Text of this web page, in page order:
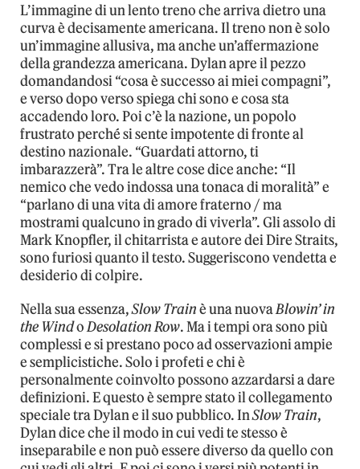
L’immagine di un lento treno che arriva dietro una
curva è decisamente americana. Il treno non è solo
un’immagine allusiva, ma anche un’affermazione
della grandezza americana. Dylan apre il pezzo
domandandosi “cosa è successo ai miei compagni”,
e verso dopo verso spiega chi sono e cosa sta
accadendo loro. Poi c’è la nazione, un popolo
frustrato perché si sente impotente di fronte al
destino nazionale. “Guardati attorno, ti
imbarazzerà”. Tra le altre cose dice anche: “Il
nemico che vedo indossa una tonaca di moralità” e
“parlano di una vita di amore fraterno / ma
mostrami qualcuno in grado di viverla”. Gli assolo di
Mark Knopfler, il chitarrista e autore dei Dire Straits,
sono furiosi quanto il testo. Suggeriscono vendetta e
desiderio di colpire.
Nella sua essenza,Slow Trainè una nuovaBlowin’ in
the WindoDesolation Row. Ma i tempi ora sono più
complessi e si prestano poco ad osservazioni ampie
e semplicistiche. Solo i profeti e chi è
personalmente coinvolto possono azzardarsi a dare
definizioni. E questo è sempre stato il collegamento
speciale tra Dylan e il suo pubblico. InSlow Train,
Dylan dice che il modo in cui vedi te stesso è
inseparabile e non può essere diverso da quello con